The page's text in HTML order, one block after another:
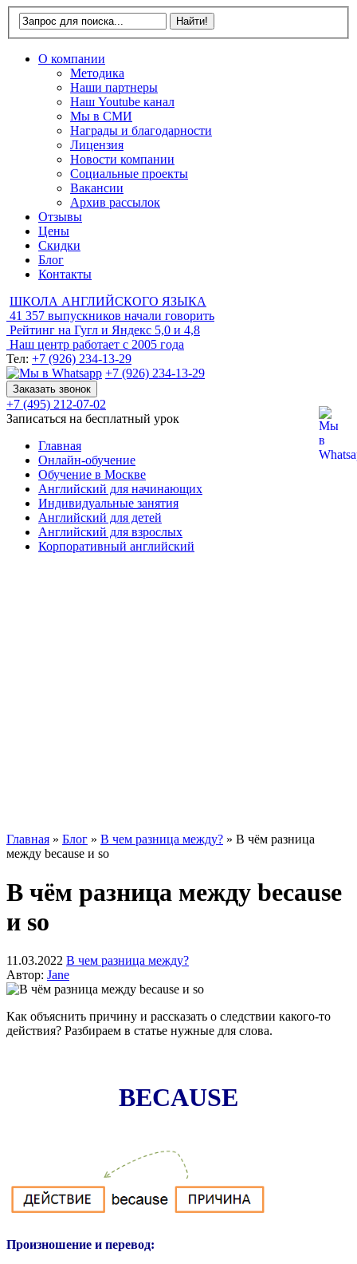
О компании
Методика
Наши партнеры
Наш Youtube канал
Мы в СМИ
Награды и благодарности
Лицензия
Новости компании
Социальные проекты
Вакансии
Архив рассылок
Отзывы
Цены
Скидки
Блог
Контакты
ШКОЛА АНГЛИЙСКОГО ЯЗЫКА
41 357 выпускников начали говорить
Рейтинг на Гугл и Яндекс 5,0 и 4,8
Наш центр работает с 2005 года
Тел: +7 (926) 234-13-29
+7 (926) 234-13-29
Заказать звонок
+7 (495) 212-07-02
Записаться на бесплатный урок
Главная
Онлайн-обучение
Обучение в Москве
Английский для начинающих
Индивидуальные занятия
Английский для детей
Английский для взрослых
Корпоративный английский
Главная » Блог » В чем разница между? » В чём разница
между because и so
В чём разница между because
и so
11.03.2022 В чем разница между?
Автор: Jane
Как объяснить причину и рассказать о следствии какого-то
действия? Разбираем в статье нужные для слова.
BECAUSE
Произношение и перевод: